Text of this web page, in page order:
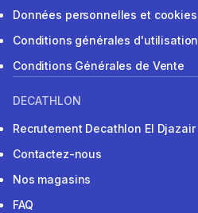
Données personnelles et cookies
Conditions générales d'utilisation
Conditions Générales de Vente
DECATHLON
Recrutement Decathlon El Djazair
Contactez-nous
Nos magasins
FAQ